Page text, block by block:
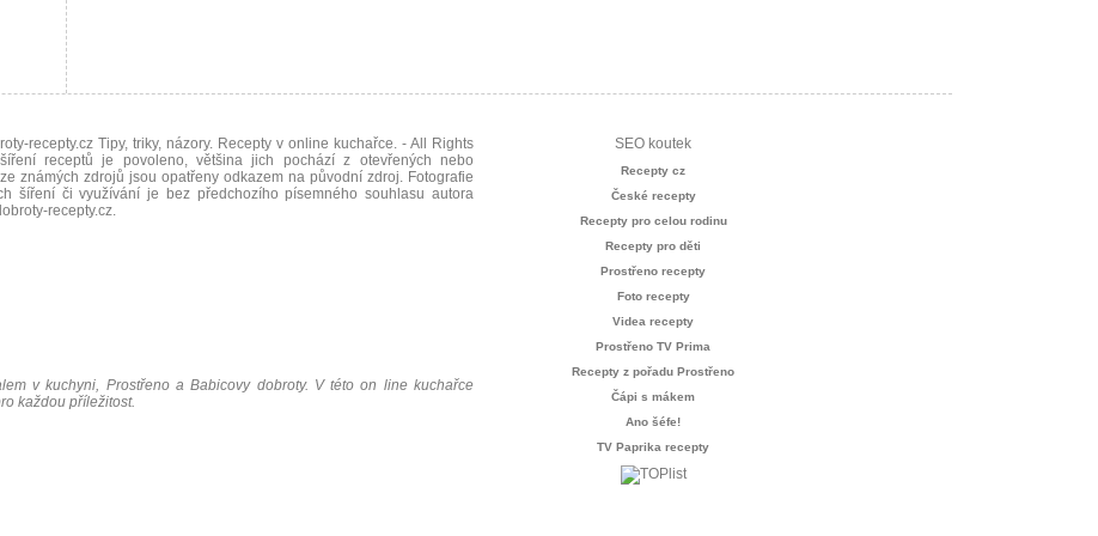
recepty.cz Tipy, triky, názory. Recepty v online kuchařce. - All Rights
receptů je povoleno, většina jich pochází z otevřených nebo
ze známých zdrojů jsou opatřeny odkazem na původní zdroj. Fotografie
šíření či využívání je bez předchozího písemného souhlasu autora
recepty.cz.
v kuchyni, Prostřeno a Babicovy dobroty. V této on line kuchařce
každou příležitost.
SEO koutek
Recepty cz
České recepty
Recepty pro celou rodinu
Recepty pro děti
Prostřeno recepty
Foto recepty
Videa recepty
Prostřeno TV Prima
Recepty z pořadu Prostřeno
Čápi s mákem
Ano šéfe!
TV Paprika recepty